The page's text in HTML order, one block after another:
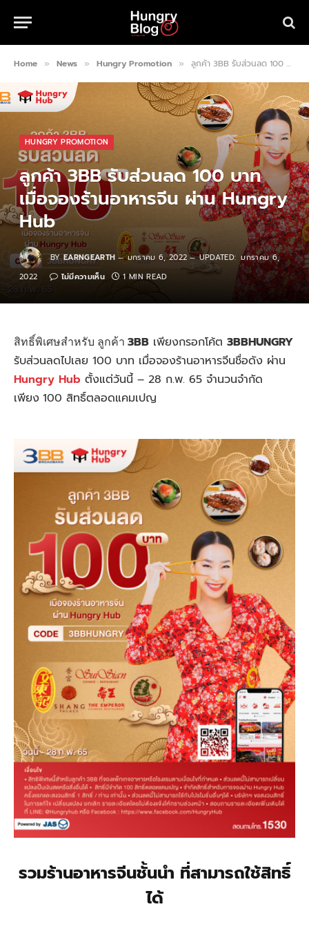
Home » News » Hungry Promotion » ลูกค้า 3BB รับส่วนลด 100 บาท เมื่อจองร้านอาหารจีน ผ่าน Hungry Hub
HUNGRY PROMOTION
ลูกค้า 3BB รับส่วนลด 100 บาท
เมื่อจองร้านอาหารจีน ผ่าน Hungry
Hub
BY EARNGEARTH มกราคม 6, 2022 UPDATED: มกราคม 6,
2022
ไม่มีความเห็น 1 MIN READ
สิทธิ์พิเศษสำหรับ ลูกค้า 3BB เพียงกรอกโค้ต 3BBHUNGRY
รับส่วนลดไปเลย 100 บาท เมื่อจองร้านอาหารจีนชื่อดัง ผ่าน
Hungry Hub ตั้งแต่วันนี้ – 28 ก.พ. 65 จำนวนจำกัด
เพียง 100 สิทธิ์ตลอดแคมเปญ
รวมร้านอาหารจีนชั้นนำ ที่สามารถใช้สิทธิ์
ได้